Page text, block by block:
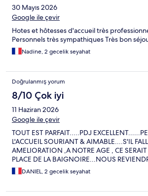
30 Mayıs 2026
Google ile çevir
Hotes et hôtesses d'accueil très
Personnels très sympathiques Très bon
Nadine, 2 gecelik seyahat
Doğrulanmış yorum
8/10 Çok iyi
11 Haziran 2026
Google ile çevir
TOUT EST PARFAIT.....PDJ
L'ACCUEIL SOURIANT & AIMABLE....S'IL
AMELIORATION ,A NOTRE AGE , CE
PLACE DE LA BAIGNOIRE...NOUS
DANIEL, 2 gecelik seyahat